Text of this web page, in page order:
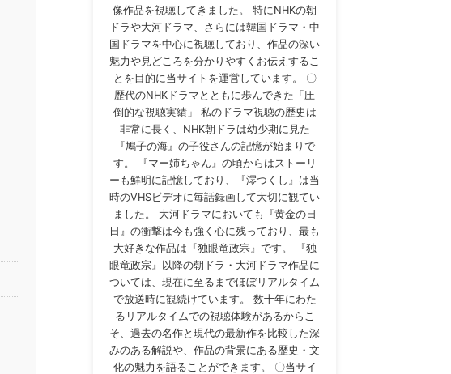
像作品を視聴してきました。 特にNHKの朝
ドラや大河ドラマ、さらには韓国ドラマ・中
国ドラマを中心に視聴しており、作品の深い
魅力や見どころを分かりやすくお伝えするこ
とを目的に当サイトを運営しています。 〇
歴代のNHKドラマとともに歩んできた「圧
倒的な視聴実績」 私のドラマ視聴の歴史は
非常に長く、NHK朝ドラは幼少期に見た
『鳩子の海』の子役さんの記憶が始まりで
す。 『マー姉ちゃん』の頃からはストーリ
ーも鮮明に記憶しており、『澪つくし』は当
時のVHSビデオに毎話録画して大切に観てい
ました。 大河ドラマにおいても『黄金の日
日』の衝撃は今も強く心に残っており、最も
大好きな作品は『独眼竜政宗』です。 『独
眼竜政宗』以降の朝ドラ・大河ドラマ作品に
ついては、現在に至るまでほぼリアルタイム
で放送時に観続けています。 数十年にわた
るリアルタイムでの視聴体験があるからこ
そ、過去の名作と現代の最新作を比較した深
みのある解説や、作品の背景にある歴史・文
化の魅力を語ることができます。 〇当サイ